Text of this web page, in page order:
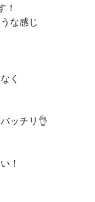
！
な感じ
く
ッチリ👌
！